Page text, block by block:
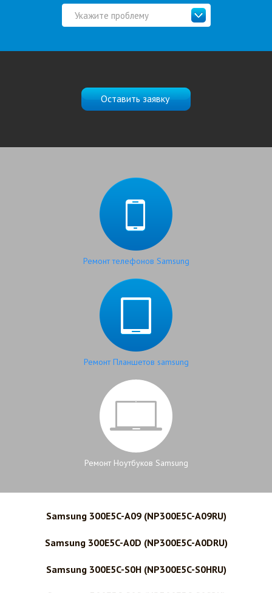
Укажите проблему
Оставить заявку
Ремонт телефонов Samsung
Ремонт Планшетов samsung
Ремонт Ноутбуков Samsung
Samsung 300E5C-A09 (NP300E5C-A09RU)
Samsung 300E5C-A0D (NP300E5C-A0DRU)
Samsung 300E5C-S0H (NP300E5C-S0HRU)